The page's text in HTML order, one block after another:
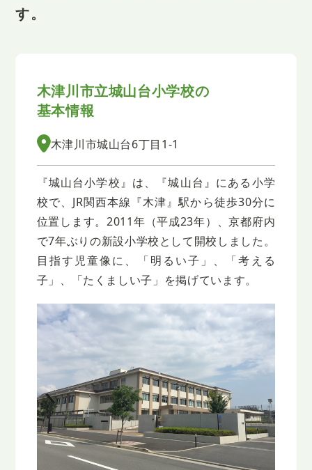
す。
木津川市立城山台小学校の
基本情報
木津川市城山台6丁目1-1
『城山台小学校』は、『城山台』にある小学
校で、JR関西本線『木津』駅から徒歩30分に
位置します。2011年（平成23年）、京都府内
で7年ぶりの新設小学校として開校しました。
目指す児童像に、「明るい子」、「考える
子」、「たくましい子」を掲げています。